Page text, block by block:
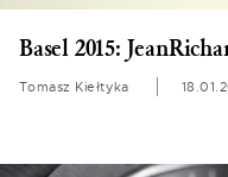
Basel 2015:
Tomasz Kiełtyka